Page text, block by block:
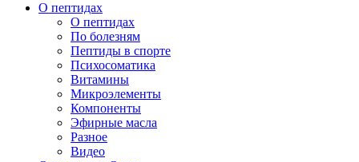
О пептидах
О пептидах
По болезням
Пептиды в спорте
Психосоматика
Витамины
Микроэлементы
Компоненты
Эфирные масла
Разное
Видео